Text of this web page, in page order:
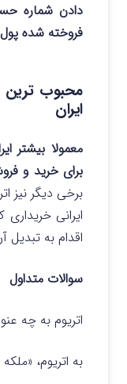
دادن شماره
فروخته شده
محبوب
ایران
معمولا بیشتر
برای خرید و
برخی دیگر نیز
ایرانی
اقدام به تبدیل
سوالات متداول
اتریوم به چه
به اتریوم،